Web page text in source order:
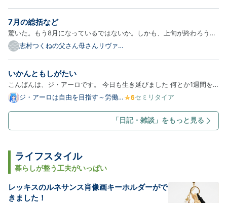
ロ
Pro
7月の総括など
驚いた。もう8月になっているではないか。しかも、上旬が終わろうと
している。東京など、先週は秋の気配すら漂っていた。ボヤボヤしてい
志村つくねの父さん母さんリヴァイ
いかんともしがたい
こんばんは、ジ・アーロです。 今日も生き延びました 何とか1週間を
乗り越えました しかし今回は帰省があるので普段通りだらけるわけに
づくりとか部屋掃除とかね まぁ帰ったらのんびりするつもりでは…
ジ・アーロは自由を目指す～労働嫌
セミリタイア
「日記・雑談」をもっと見る
ライフスタイル
暮らしが整う工夫がいっぱい
レッキスのルネサンス肖像画キーホルダーがで
きました！